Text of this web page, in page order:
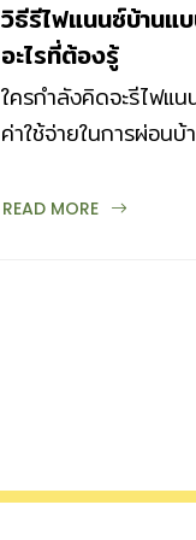
วิธีรีไฟแนนซ์บ้านแ
อะไรที่ต้องรู้
ใครกำลังคิดจะรีไฟแ
ค่าใช้จ่ายในการผ่อน
ช่วยให้คุณเข้าใจการรี
READ MORE